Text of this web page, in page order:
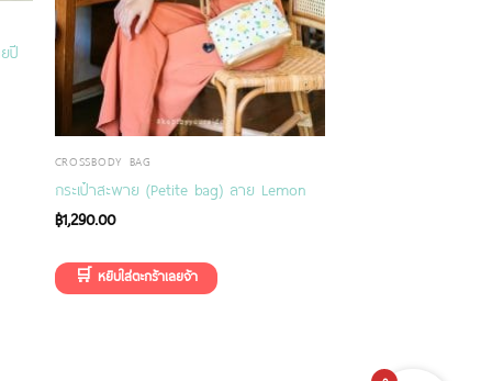
ปี
CROSSBODY BAG
กระเป๋าสะพาย (Petite bag) ลาย Lemon
฿1,290.00